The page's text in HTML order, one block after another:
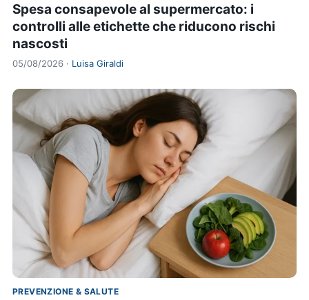
Spesa consapevole al supermercato: i
controlli alle etichette che riducono rischi
nascosti
05/08/2026 · Luisa Giraldi
PREVENZIONE & SALUTE